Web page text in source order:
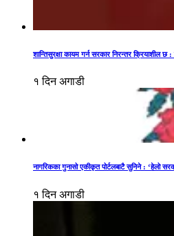
शान्तिसुरक्षा कायम गर्न सरकार निरन्तर क्रियाशील छ
१ दिन अगाडी
नागरिकका गुनासो एकीकृत पोर्टलबाटै सुनिने : ‘हेलो
१ दिन अगाडी